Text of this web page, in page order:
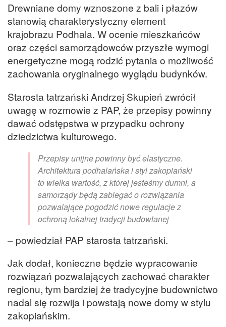
Drewniane domy wznoszone z bali i płazów
stanowią charakterystyczny element
krajobrazu Podhala. W ocenie mieszkańców
oraz części samorządowców przyszłe wymogi
energetyczne mogą rodzić pytania o możliwość
zachowania oryginalnego wyglądu budynków.
Starosta tatrzański Andrzej Skupień zwrócił
uwagę w rozmowie z PAP, że przepisy powinny
dawać odstępstwa w przypadku ochrony
dziedzictwa kulturowego.
Przepisy unijne powinny być elastyczne.
Architektura podhalańska i styl zakopiański
to wielka wartość, z której jesteśmy dumni, a
samorządy będą zabiegać o rozwiązania
pozwalające pogodzić nowe regulacje z
ochroną lokalnej tradycji budowlanej
– powiedział PAP starosta tatrzański.
Jak dodał, konieczne będzie wypracowanie
rozwiązań pozwalających zachować charakter
regionu, tym bardziej że tradycyjne budownictwo
nadal się rozwija i powstają nowe domy w stylu
zakopiańskim.